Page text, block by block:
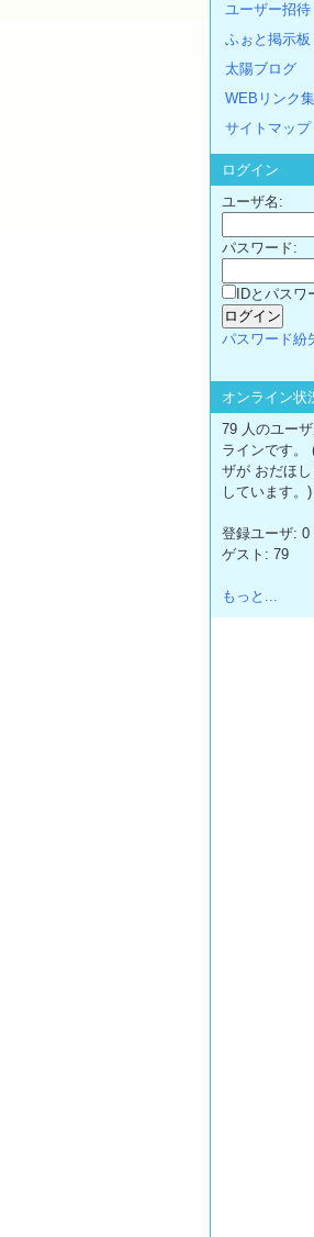
ユーザー招待
ふぉと掲示板
太陽ブログ
WEBリンク集
サイトマップ
ログイン
ユーザ名:
パスワード:
IDとパス
パスワード紛
オンライン状
79 人のユー
ラインです。
ザが おだほ
しています。)
登録ユーザ: 0
ゲスト: 79
もっと...